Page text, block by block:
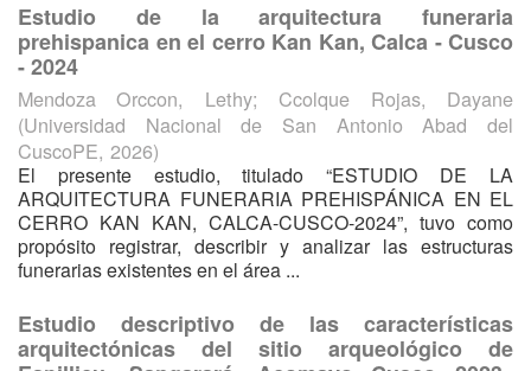
Estudio de la arquitectura funeraria
prehispanica en el cerro Kan Kan, Calca - Cusco
- 2024
Mendoza Orccon, Lethy; Ccolque Rojas, Dayane
(Universidad Nacional de San Antonio Abad del
CuscoPE, 2026)
El presente estudio, titulado “ESTUDIO DE LA
ARQUITECTURA FUNERARIA PREHISPÁNICA EN EL
CERRO KAN KAN, CALCA-CUSCO-2024”, tuvo como
propósito registrar, describir y analizar las estructuras
funerarias existentes en el área ...
Estudio descriptivo de las características
arquitectónicas del sitio arqueológico de